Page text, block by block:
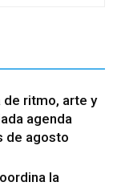
de ritmo, arte y
agenda
de agosto
la